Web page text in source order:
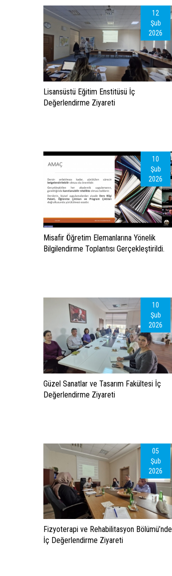
12
Şub
2026
Lisansüstü Eğitim Enstitüsü İç
Değerlendirme Ziyareti
10
Şub
2026
Misafir Öğretim Elemanlarına Yönelik
Bilgilendirme Toplantısı Gerçekleştirildi.
10
Şub
2026
Güzel Sanatlar ve Tasarım Fakültesi İç
Değerlendirme Ziyareti
05
Şub
2026
Fizyoterapi ve Rehabilitasyon Bölümü’nde
İç Değerlendirme Ziyareti